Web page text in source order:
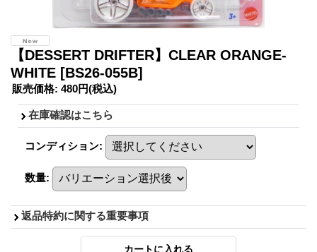
【DESSERT DRIFTER】CLEAR ORANGE-
WHITE [BS26-055B]
販売価格: 480円(税込)
在庫確認はこちら
コンディション:
数量:
返品特約に関する重要事項